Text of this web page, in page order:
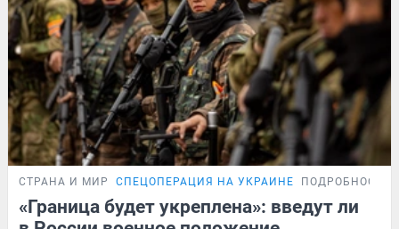
СТРАНА И МИР СПЕЦОПЕРАЦИЯ НА УКРАИНЕ ПОДРОБНОСТИ
«Граница будет укреплена»: введут ли